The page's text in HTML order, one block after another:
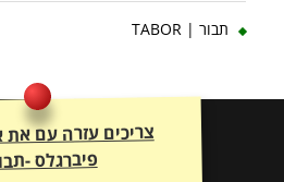
תבור | TABOR
צריכים עזרה עם את
פיברגלס -